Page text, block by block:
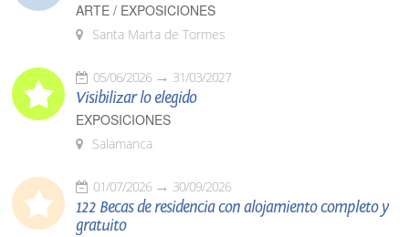
ARTE / EXPOSICIONES
Santa Marta de Tormes
05/06/2026 31/03/2027
Visibilizar lo elegido
EXPOSICIONES
Salamanca
01/07/2026 30/09/2026
122 Becas de residencia con alojamiento completo y
gratuito